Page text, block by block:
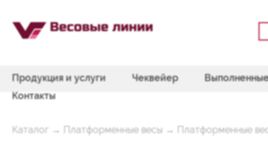
Продукция и услуги Чеквейер
Контакты
Каталог → Платформенные весы → Платформенные